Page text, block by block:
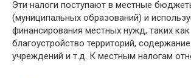
Эти налоги поступают в местные
(муниципальных образований) и
финансирования местных нужд, таких как
благоустройство территорий,
учреждений и т.д. К местным налогам